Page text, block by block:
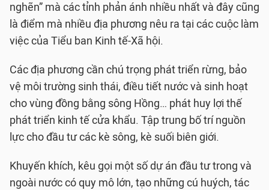
nghẽn” mà các tỉnh phản ánh nhiều nhất và đây cũng
là điểm mà nhiều địa phương nêu ra tại các cuộc làm
việc của Tiểu ban Kinh tế-Xã hội.
Các địa phương cần chú trọng phát triển rừng, bảo
vệ môi trường sinh thái, điều tiết nước và sinh hoạt
cho vùng đồng bằng sông Hồng… phát huy lợi thế
phát triển kinh tế cửa khẩu. Tập trung bố trí nguồn
lực cho đầu tư các kè sông, kè suối biên giới.
Khuyến khích, kêu gọi một số dự án đầu tư trong và
ngoài nước có quy mô lớn, tạo những cú huých, tác